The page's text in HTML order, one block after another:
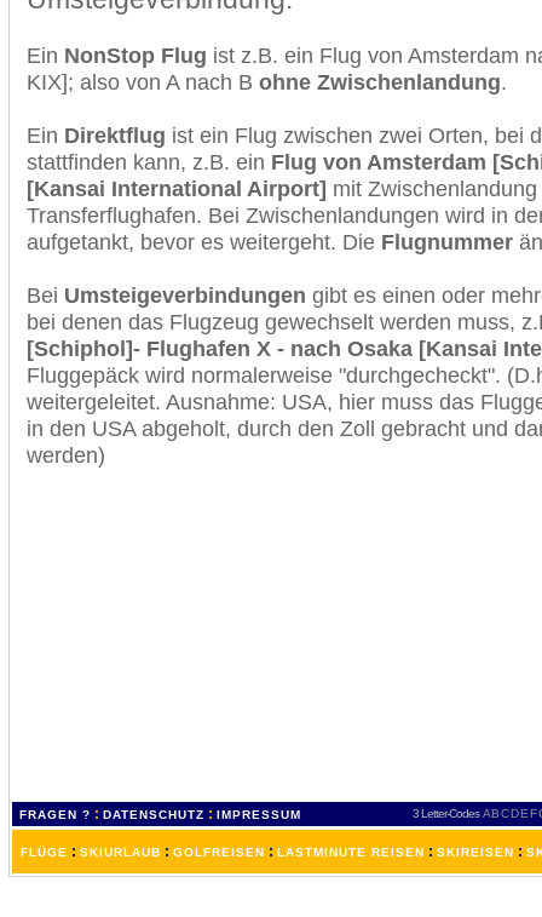
Ein NonStop Flug ist z.B. ein Flug von Amsterdam
KIX]; also von A nach B ohne Zwischenlandung.
Ein Direktflug ist ein Flug zwischen zwei Orten, bei
stattfinden kann, z.B. ein Flug von Amsterdam
[Kansai International Airport] mit
Transferflughafen. Bei Zwischenlandungen wird in
aufgetankt, bevor es weitergeht. Die Flugnummer
Bei Umsteigeverbindungen gibt es einen oder
bei denen das Flugzeug gewechselt werden muss,
[Schiphol]- Flughafen X - nach Osaka [Kansai
Fluggepäck wird normalerweise "durchgecheckt".
weitergeleitet. Ausnahme: USA, hier muss das
in den USA abgeholt, durch den Zoll gebracht und
werden)
FRAGEN ? : DATENSCHUTZ : IMPRESSUM 3 Letter-Codes ABCDEF
FLÜGE : SKIURLAUB : GOLFREISEN : LASTMINUTE REISEN : SKIREISEN :